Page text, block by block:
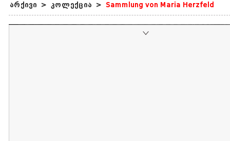
არქივი > კოლექცია > Sammlung von Maria Herzfeld